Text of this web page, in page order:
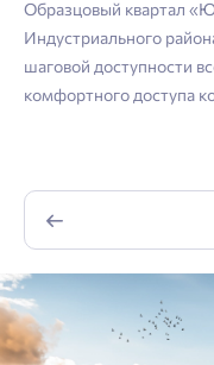
Образцовый квартал
Индустриального
шаговой доступности
комфортного доступа
Телефон